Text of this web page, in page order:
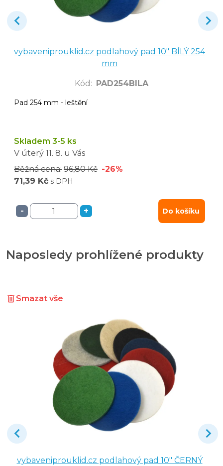
vybaveniprouklid.cz podlahový pad 10" BÍLÝ 254
mm
Kód : PAD254BILA
Pad 254 mm - leštění
Skladem 3-5 ks
V úterý 11. 8. u Vás
Běžná cena: 96,80 Kč -26%
71,39 Kč s DPH
- + Do košíku
Naposledy prohlížené produkty
Smazat vše
vybaveniprouklid.cz podlahový pad 10" ČERNÝ